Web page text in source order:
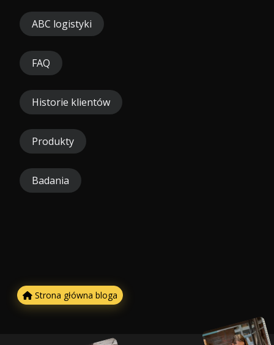
ABC logistyki
FAQ
Historie klientów
Produkty
Badania
Strona główna bloga